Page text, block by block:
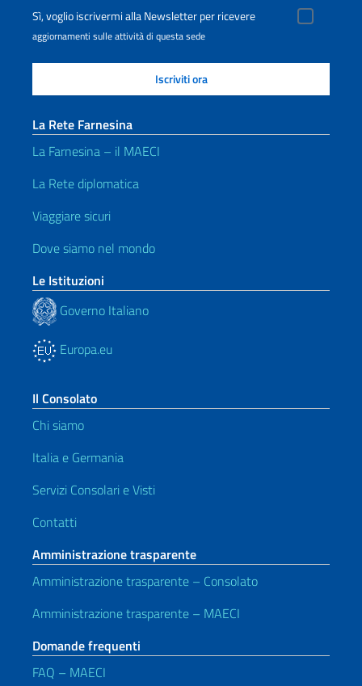
Sì, voglio iscrivermi alla Newsletter per ricevere
aggiornamenti sulle attività di questa sede
La Rete Farnesina
La Farnesina – il MAECI
La Rete diplomatica
Viaggiare sicuri
Dove siamo nel mondo
Le Istituzioni
Governo Italiano
Europa.eu
Il Consolato
Chi siamo
Italia e Germania
Servizi Consolari e Visti
Contatti
Amministrazione trasparente
Amministrazione trasparente – Consolato
Amministrazione trasparente – MAECI
Domande frequenti
FAQ – MAECI